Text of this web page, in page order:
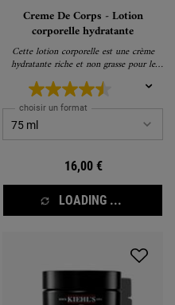
Creme De Corps - Lotion
corporelle hydratante
Cette lotion corporelle est une crème
hydratante riche et non grasse pour le
corps.
choisir un format
16,00 €
LOADING ...